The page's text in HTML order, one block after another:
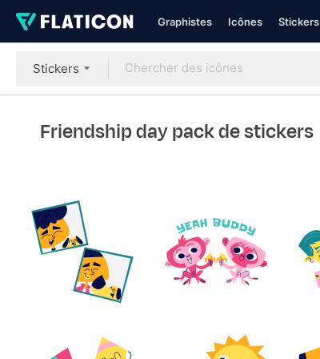
Graphistes Icônes Stickers
Stickers
Friendship day pack de stickers